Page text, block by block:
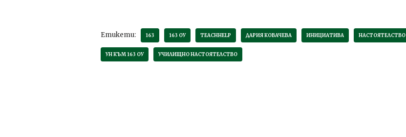
Етикети: 163 163 ОУ TEACHHELP ДАРИЯ КОВАЧЕВА ИНИЦИАТИВА НАСТОЯТЕЛСТВО
УН КЪМ 163 ОУ УЧИЛИЩНО НАСТОЯТЕЛСТВО